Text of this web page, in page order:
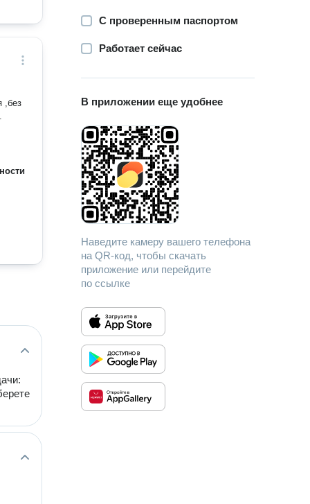
,без
С проверенным паспортом
Работает сейчас
В приложении еще удобнее
Наведите камеру вашего телефона
на QR-код, чтобы скачать
приложение или перейдите
по ссылке